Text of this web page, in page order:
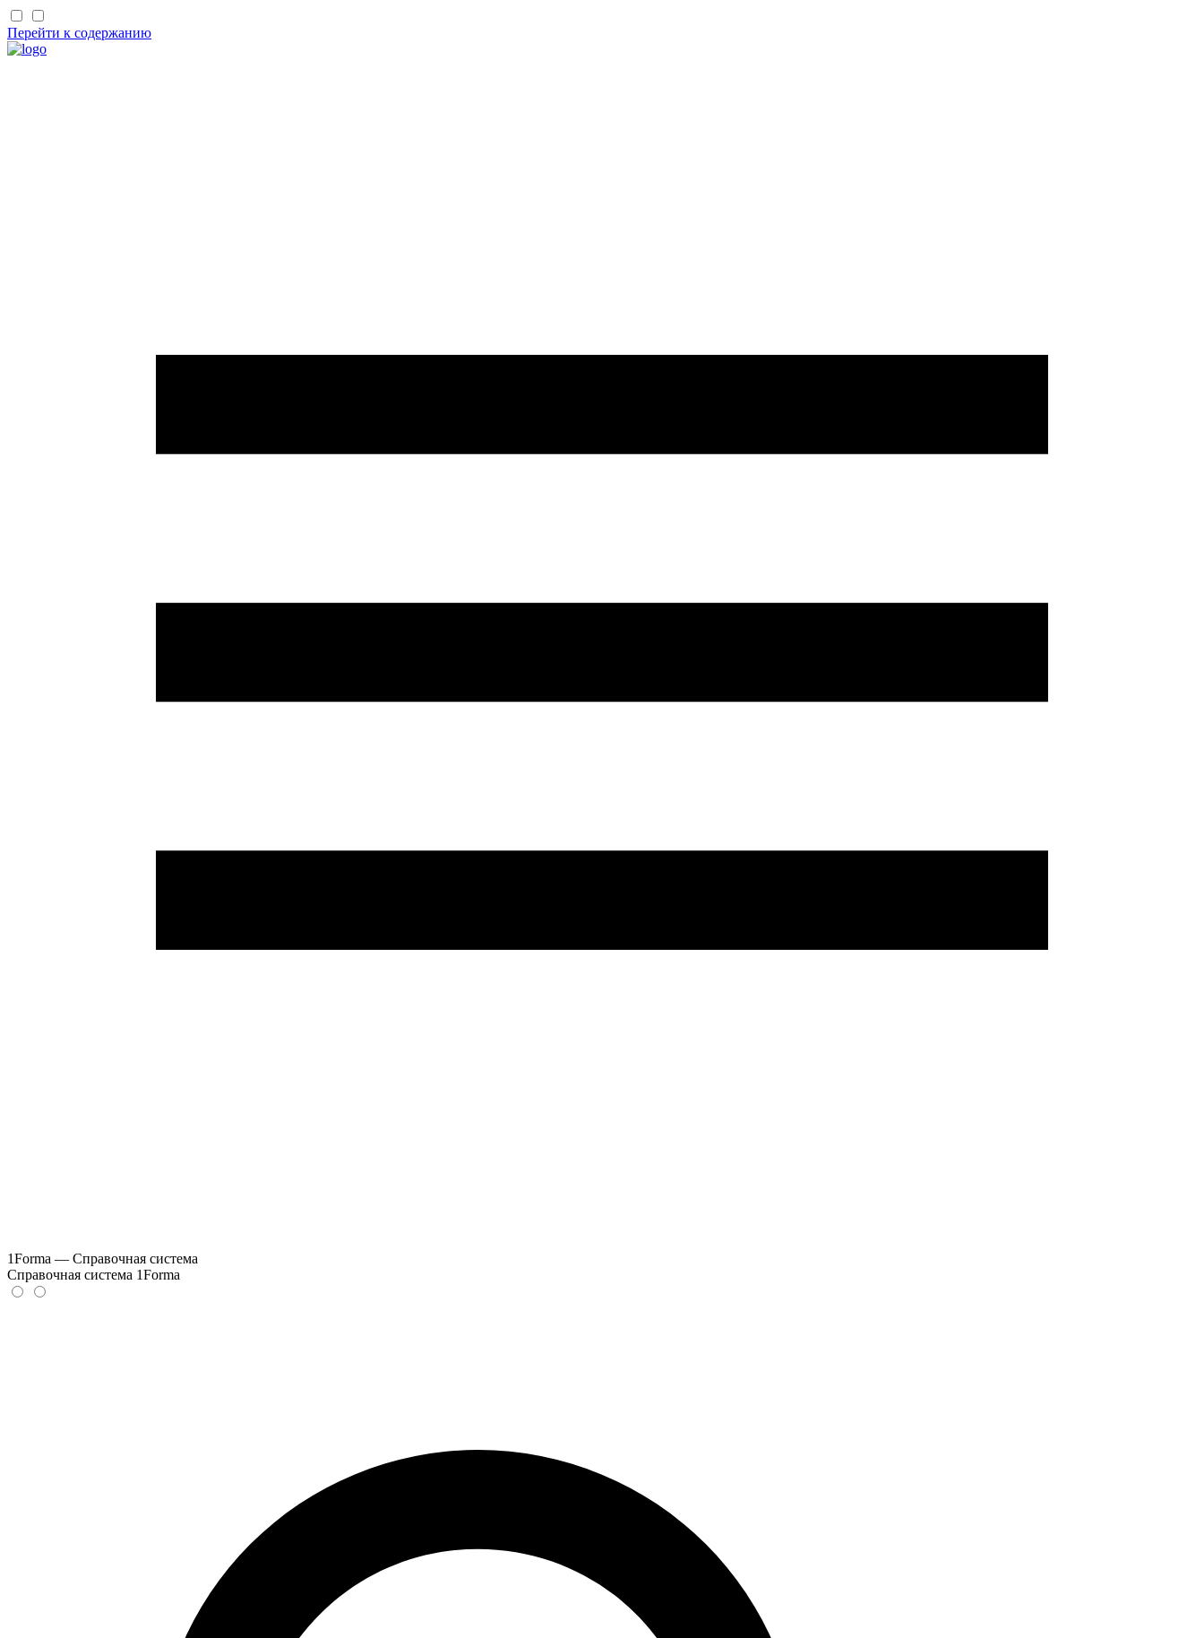
Перейти к содержанию
1Forma — Справочная система
Справочная система 1Forma